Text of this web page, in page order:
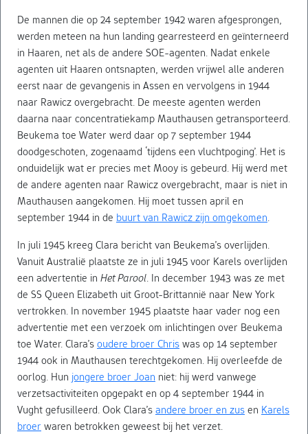
De mannen die op 24 september 1942 waren afgesprongen,
werden meteen na hun landing gearresteerd en geïnterneerd
in Haaren, net als de andere SOE-agenten. Nadat enkele
agenten uit Haaren ontsnapten, werden vrijwel alle anderen
eerst naar de gevangenis in Assen en vervolgens in 1944
naar Rawicz overgebracht. De meeste agenten werden
daarna naar concentratiekamp Mauthausen getransporteerd.
Beukema toe Water werd daar op 7 september 1944
doodgeschoten, zogenaamd ‘tijdens een vluchtpoging’. Het is
onduidelijk wat er precies met Mooy is gebeurd. Hij werd met
de andere agenten naar Rawicz overgebracht, maar is niet in
Mauthausen aangekomen. Hij moet tussen april en
september 1944 in de buurt van Rawicz zijn omgekomen.
In juli 1945 kreeg Clara bericht van Beukema’s overlijden.
Vanuit Australië plaatste ze in juli 1945 voor Karels overlijden
een advertentie in Het Parool. In december 1943 was ze met
de SS Queen Elizabeth uit Groot-Brittannië naar New York
vertrokken. In november 1945 plaatste haar vader nog een
advertentie met een verzoek om inlichtingen over Beukema
toe Water. Clara’soudere broer Chriswas op 14 september
1944 ook in Mauthausen terechtgekomen. Hij overleefde de
oorlog. Hun jongere broer Joan niet: hij werd vanwege
verzetsactiviteiten opgepakt en op 4 september 1944 in
Vught gefusilleerd. Ook Clara’sandere broer en zusen Karels
broer waren betrokken geweest bij het verzet.